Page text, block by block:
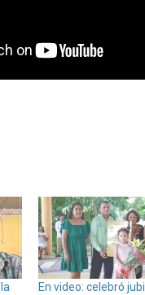
En video: celebró